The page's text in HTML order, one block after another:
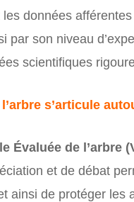
données
par son niveau
scientifiques
s’articule
Évaluée de l’arbre
et de débat
ainsi de protéger les